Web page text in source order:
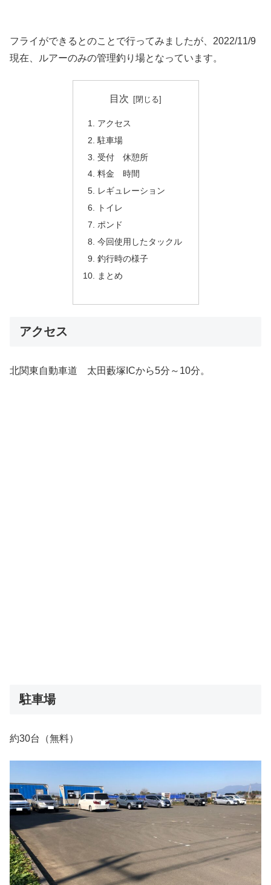
フライができるとのことで行ってみましたが、2022/11/9
現在、ルアーのみの管理釣り場となっています。
目次
アクセス
駐車場
受付 休憩所
料金 時間
レギュレーション
トイレ
ポンド
今回使用したタックル
釣行時の様子
まとめ
アクセス
北関東自動車道 太田藪塚ICから5分～10分。
駐車場
約30台（無料）